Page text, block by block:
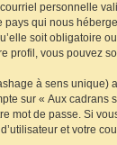
personnelle
qui nous
soit obligatoire
profil, vous pouvez
à sens unique)
sur « Aux
mot de passe. Si
et votre